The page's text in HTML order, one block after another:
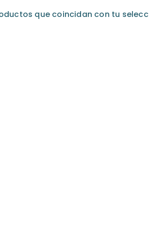
que coincidan con tu